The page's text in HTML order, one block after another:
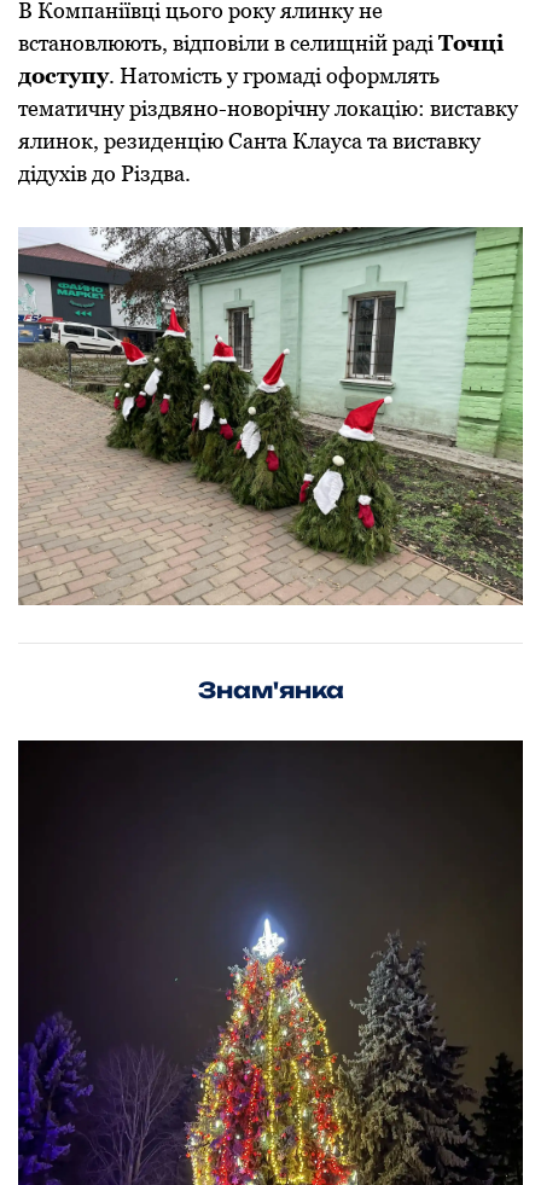
В Компаніївці цього року ялинку не
встановлюють, відповіли в селищній раді Точці
доступу. Натомість у громаді оформлять
тематичну різдвяно-новорічну локацію: виставку
ялинок, резиденцію Санта Клауса та виставку
дідухів до Різдва.
Знам'янка